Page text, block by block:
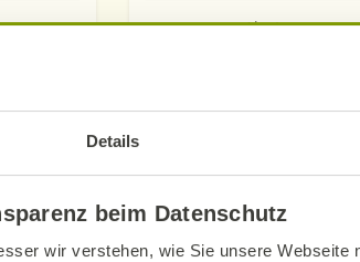
Details
beim Datenschutz
wir verstehen, wie Sie unsere Webseite
Alnatura
100 g
Mehr erfahren